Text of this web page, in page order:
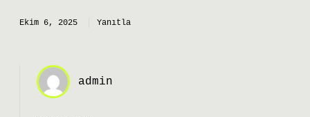
Ekim 6, 2025 Yanıtla
admin